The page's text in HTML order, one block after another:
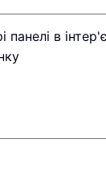
панелі в